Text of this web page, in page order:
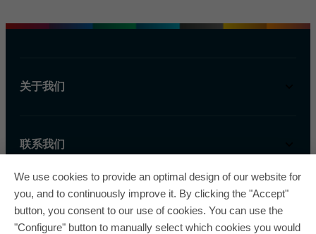
关于我们
联系我们
We use cookies to provide an optimal design of our website for
you, and to continuously improve it. By clicking the "Accept"
button, you consent to our use of cookies. You can use the
"Configure" button to manually select which cookies you would